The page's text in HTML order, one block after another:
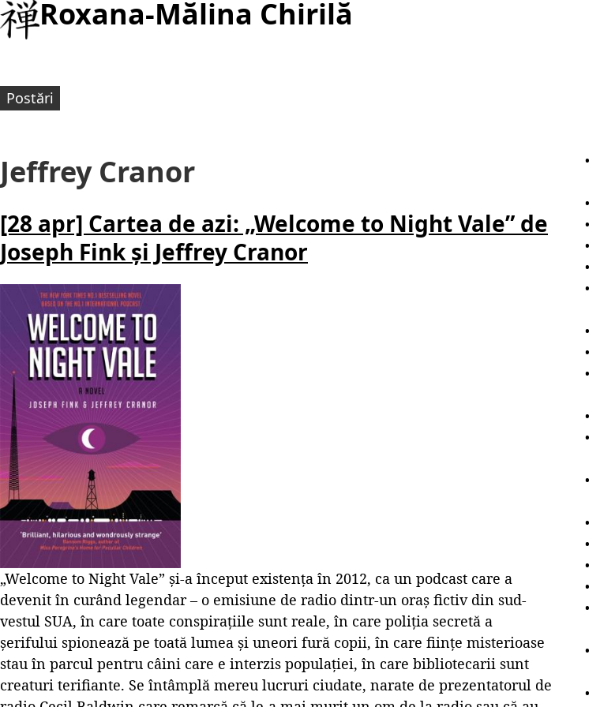
Roxana-Mălina Chirilă
Postări
Jeffrey Cranor
[28 apr] Cartea de azi: „Welcome to Night Vale” de
Joseph Fink și Jeffrey Cranor
„Welcome to Night Vale” și-a început existența în 2012, ca un podcast care a
devenit în curând legendar – o emisiune de radio dintr-un oraș fictiv din sud-
vestul SUA, în care toate conspirațiile sunt reale, în care poliția secretă a
șerifului spionează pe toată lumea și uneori fură copii, în care ființe misterioase
stau în parcul pentru câini care e interzis populației, în care bibliotecarii sunt
creaturi terifiante. Se întâmplă mereu lucruri ciudate, narate de prezentatorul de